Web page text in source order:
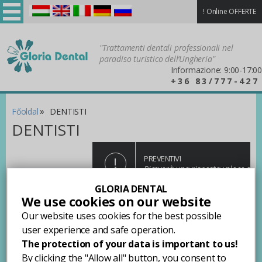
GLORIA DENTAL
We use cookies on our website
Our website uses cookies for the best possible
user experience and safe operation.
The protection of your data is important to us!
By clicking the "Allow all" button, you consent to
! Online OFFERTE
"Trattamenti dentali professionali nel
paradiso turistico dell‘Ungheria"
Informazione: 9:00-17:00
+36 83/777-427
Főoldal» DENTISTI
DENTISTI
! PREVENTIVI
Riceverà una risposta veloce e
Vi presentiamo il ns. team di personale medico!
Dott. Richárd Somogyi
no images were found